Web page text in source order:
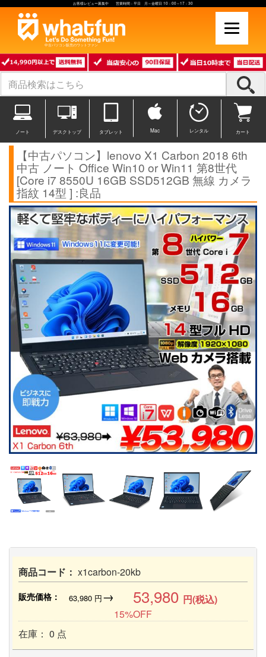
お客様レビュー募集中 営業時間：平日 月～金曜日 10：00～17：30
中古パソコン販売のワットファン
ノート デスクトップ タブレット Mac レンタル カート
【中古パソコン】lenovo X1 Carbon 2018 6th
中古 ノート Office Win10 or Win11 第8世代
[Core i7 8550U 16GB SSD512GB 無線 カメラ
指紋 14型 ] :良品
商品コード： x1carbon-20kb
販売価格： 63,980円→ 53,980 円(税込)
15%OFF
在庫： 0 点